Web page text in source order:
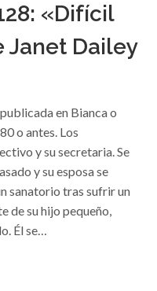
«Difícil
Janet Dailey
en Bianca o
o antes. Los
y su secretaria. Se
y su esposa se
sanatorio tras sufrir un
de su hijo pequeño,
Él se…